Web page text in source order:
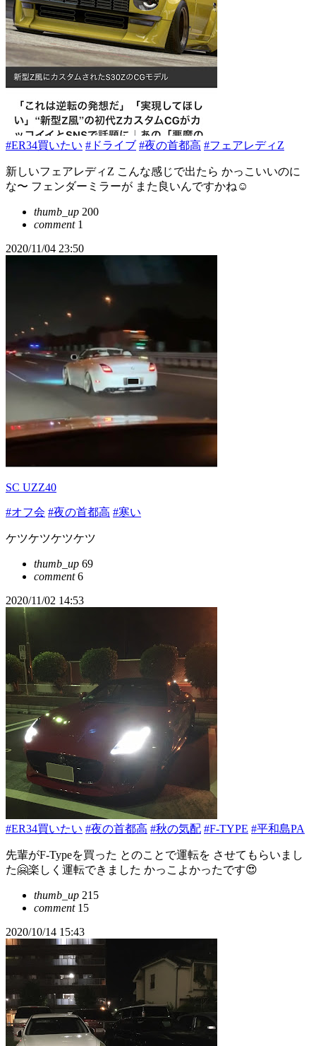
#ER34買いたい #ドライブ #夜の首都高 #フェアレディZ
新しいフェアレディZ こんな感じで出たら かっこいいのに
な〜 フェンダーミラーが また良いんですかね☺️
thumb_up 200
comment1
2020/11/04 23:50
SC UZZ40
#オフ会 #夜の首都高 #寒い
ケツケツケツケツ
thumb_up 69
comment6
2020/11/02 14:53
#ER34買いたい #夜の首都高 #秋の気配 #F-TYPE #平和島PA
先輩がF-Typeを買った とのことで運転を させてもらいまし
た🤗楽しく運転できました かっこよかったです😍
thumb_up 215
comment15
2020/10/14 15:43